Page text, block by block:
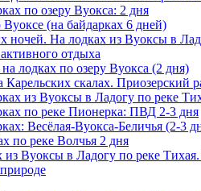
по озеру Вуокса: 2 дня
(на байдарках 6 дней)
ночей. На лодках из Вуоксы в
отдыха
лодках по озеру Вуокса (2 дня)
Карельских скалах. Приозерский
из Вуоксы в Ладогу по реке
по реке Пионерка: ПВД 2-3 дня
Весёлая-Вуокса-Беличья (2-3
по реке Волчья 2 дня
из Вуоксы в Ладогу по реке